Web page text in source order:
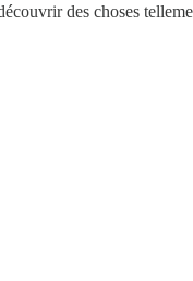
des choses